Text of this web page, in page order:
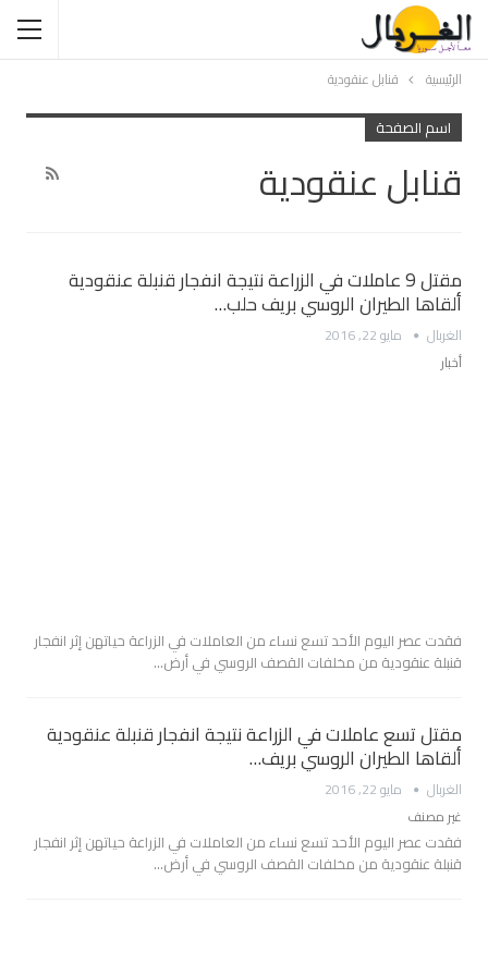
الرئيسية قنابل عنقودية
اسم الصفحة
قنابل عنقودية
مقتل 9 عاملات في الزراعة نتيجة انفجار قنبلة عنقودية
ألقاها الطيران الروسي بريف حلب…
الغربال
مايو 22, 2016
أخبار
فقدت عصر اليوم الأحد تسع نساء من العاملات في الزراعة حياتهن إثر انفجار
قنبلة عنقودية من مخلفات القصف الروسي في أرض…
مقتل تسع عاملات في الزراعة نتيجة انفجار قنبلة عنقودية
ألقاها الطيران الروسي بريف…
الغربال
مايو 22, 2016
غير مصنف
فقدت عصر اليوم الأحد تسع نساء من العاملات في الزراعة حياتهن إثر انفجار
قنبلة عنقودية من مخلفات القصف الروسي في أرض…